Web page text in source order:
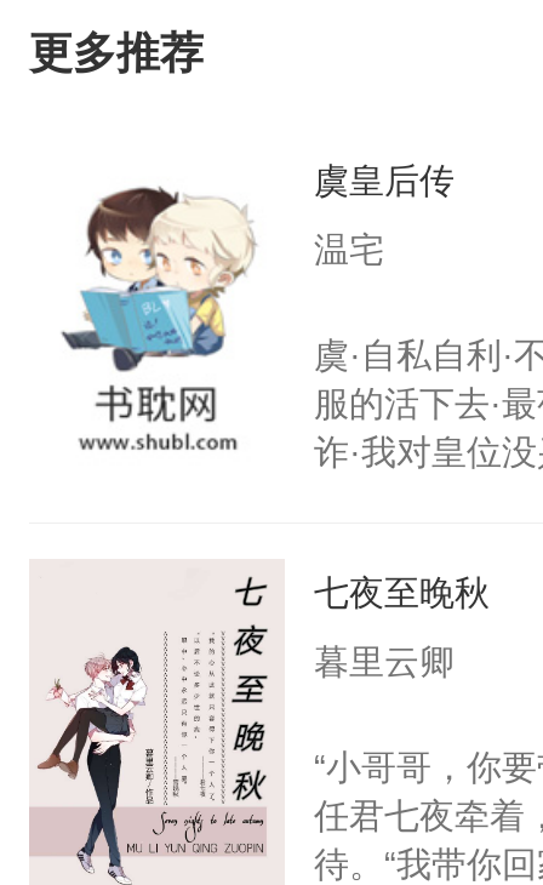
更多推荐
虞皇后传
温宅
虞·自私自利·
服的活下去·
诈·我对皇位
重生开挂把自
搭伙过日子。
正经宫斗选手
七夜至晚秋
暮里云卿
“小哥哥，你
任君七夜牵着
待。“我带你